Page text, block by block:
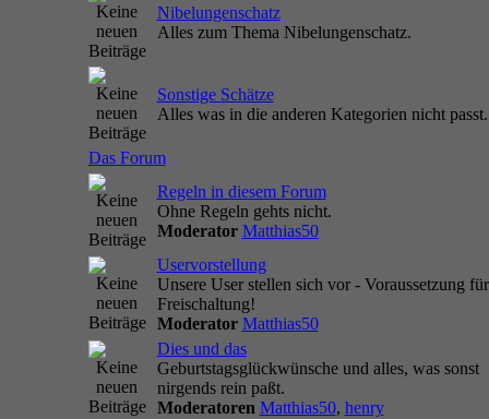
Nibelungenschatz
Alles zum Thema Nibelungenschatz.
Sonstige Schätze
Alles was in die anderen Kategorien nicht passt.
Das Forum
Regeln in diesem Forum
Ohne Regeln gehts nicht.
Moderator Matthias50
Uservorstellung
Unsere User stellen sich vor - Voraussetzung
Freischaltung!
Moderator Matthias50
Dies und das
Geburtstagsglückwünsche und alles, was sonst
nirgends rein paßt.
Moderatoren Matthias50, henry